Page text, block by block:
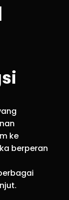
ke
berperan